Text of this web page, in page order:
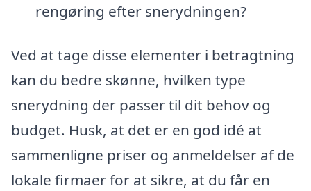
rengøring efter snerydningen?
Ved at tage disse elementer i betragtning
kan du bedre skønne, hvilken type
snerydning der passer til dit behov og
budget. Husk, at det er en god idé at
sammenligne priser og anmeldelser af de
lokale firmaer for at sikre, at du får en